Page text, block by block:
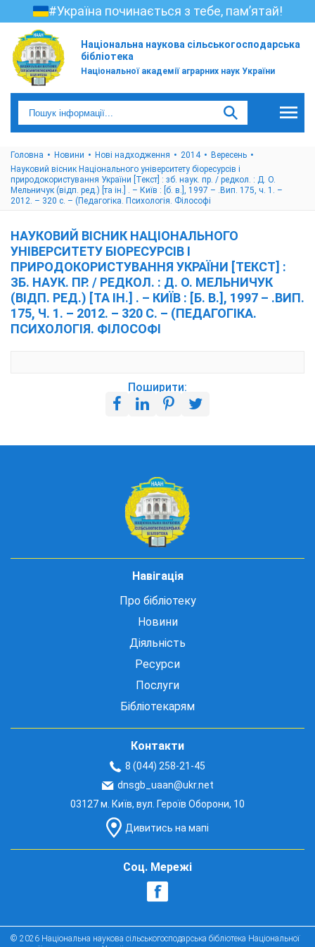
#Україна починається з тебе, пам’ятай!
Національна наукова сільськогосподарська
бібліотека
Національної академії аграрних наук України
Головна Новини Нові надходження 2014
Вересень
Науковий вісник Національного університету біоресурсів і
природокористування України [Текст] : зб. наук. пр. / редкол. : Д. О.
Мельничук (відп. ред.) [та ін.] . – Київ : [б. в.], 1997 – .Вип. 175, ч. 1. –
2012. – 320 с. – (Педагогіка. Психологія. Філософі
НАУКОВИЙ ВІСНИК НАЦІОНАЛЬНОГО
УНІВЕРСИТЕТУ БІОРЕСУРСІВ І
ПРИРОДОКОРИСТУВАННЯ УКРАЇНИ [ТЕКСТ] :
ЗБ. НАУК. ПР. / РЕДКОЛ. : Д. О. МЕЛЬНИЧУК
(ВІДП. РЕД.) [ТА ІН.] . – КИЇВ : [Б. В.], 1997 – .ВИП.
175, Ч. 1. – 2012. – 320 С. – (ПЕДАГОГІКА.
ПСИХОЛОГІЯ. ФІЛОСОФІ
Поширити:
Навігація
Про бібліотеку
Новини
Діяльність
Ресурси
Послуги
Бібліотекарям
Контакти
8 (044) 258-21-45
dnsgb_uaan@ukr.net
03127 м. Київ, вул. Героїв Оборони, 10
Дивитись на мапі
Соц. Мережі
© 2026 Національна наукова сільськогосподарська бібліотека Національної